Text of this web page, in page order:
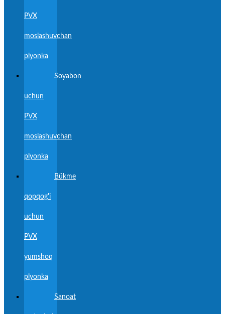
PVX
moslashuvchan
plyonka
Soyabon
uchun
PVX
moslashuvchan
plyonka
Bükme
qopqog'i
uchun
PVX
yumshoq
plyonka
Sanoat